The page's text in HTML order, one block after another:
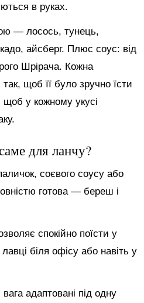
в руках.
— лосось, тунець,
айсберг. Плюс соус: від
Шрірача. Кожна
так, щоб її було зручно їсти
щоб у кожному укусі
для ланчу?
соєвого соусу або
готова — береш і
спокійно поїсти у
біля офісу або навіть у
адаптовані під одну